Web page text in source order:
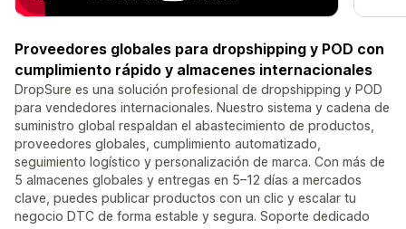
Proveedores globales para dropshipping y POD con
cumplimiento rápido y almacenes internacionales
DropSure es una solución profesional de dropshipping y POD
para vendedores internacionales. Nuestro sistema y cadena de
suministro global respaldan el abastecimiento de productos,
proveedores globales, cumplimiento automatizado,
seguimiento logístico y personalización de marca. Con más de
5 almacenes globales y entregas en 5–12 días a mercados
clave, puedes publicar productos con un clic y escalar tu
negocio DTC de forma estable y segura. Soporte dedicado